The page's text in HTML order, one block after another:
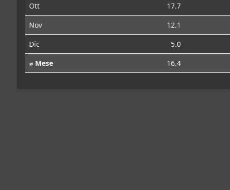
Ott
17.7
Nov
12.1
Dic
5.0
⌀ Mese
16.4